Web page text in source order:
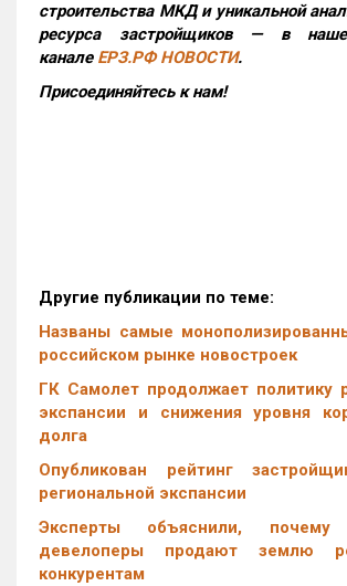
строительства МКД и уникальной
ресурса застройщиков — в
канале ЕРЗ.РФ НОВОСТИ.
Присоединяйтесь к нам!
Другие публикации по теме:
Названы самые
российском рынке новостроек
ГК Самолет продолжает политику
экспансии и снижения уровня
долга
Опубликован рейтинг
региональной экспансии
Эксперты объяснили, почему
девелоперы продают землю
конкурентам